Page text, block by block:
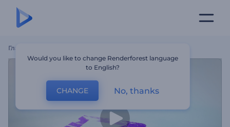
Главная
Would you like to change Renderforest language
to English?
CHANGE No, thanks